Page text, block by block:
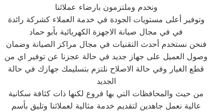
ونخدم وملتزمون بارضاء عملائنا
وتوفير أعلى مستويات الجودة في خدمة العملاء كشركة رائدة
في في مجال صيانة الاجهزة الكهربائية بأبو حماد
فنحن نستخدم أحدث التقنيات في مجال مراكز الصيانة وضمان
وصول العميل على جهاز جديد في حالة عجزنا عن توفير اي من
قطع الغيار وفي حالة الاصلاح نلتزم بتسليمك جهازك في حالة
الجديد
من حيث والمحافظات التي بها فروع لكنها ذات كثافة سكانية
عالية نعمل جاهدين لتقديم خدمة مثالية لعملائنا وتليق بأسم